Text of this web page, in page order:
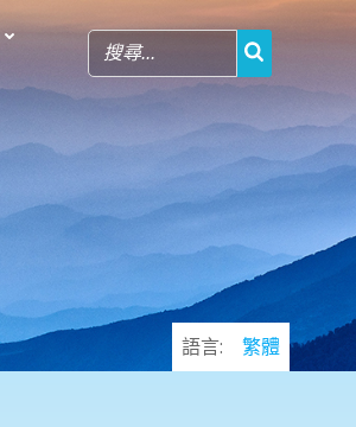
語言: 繁體